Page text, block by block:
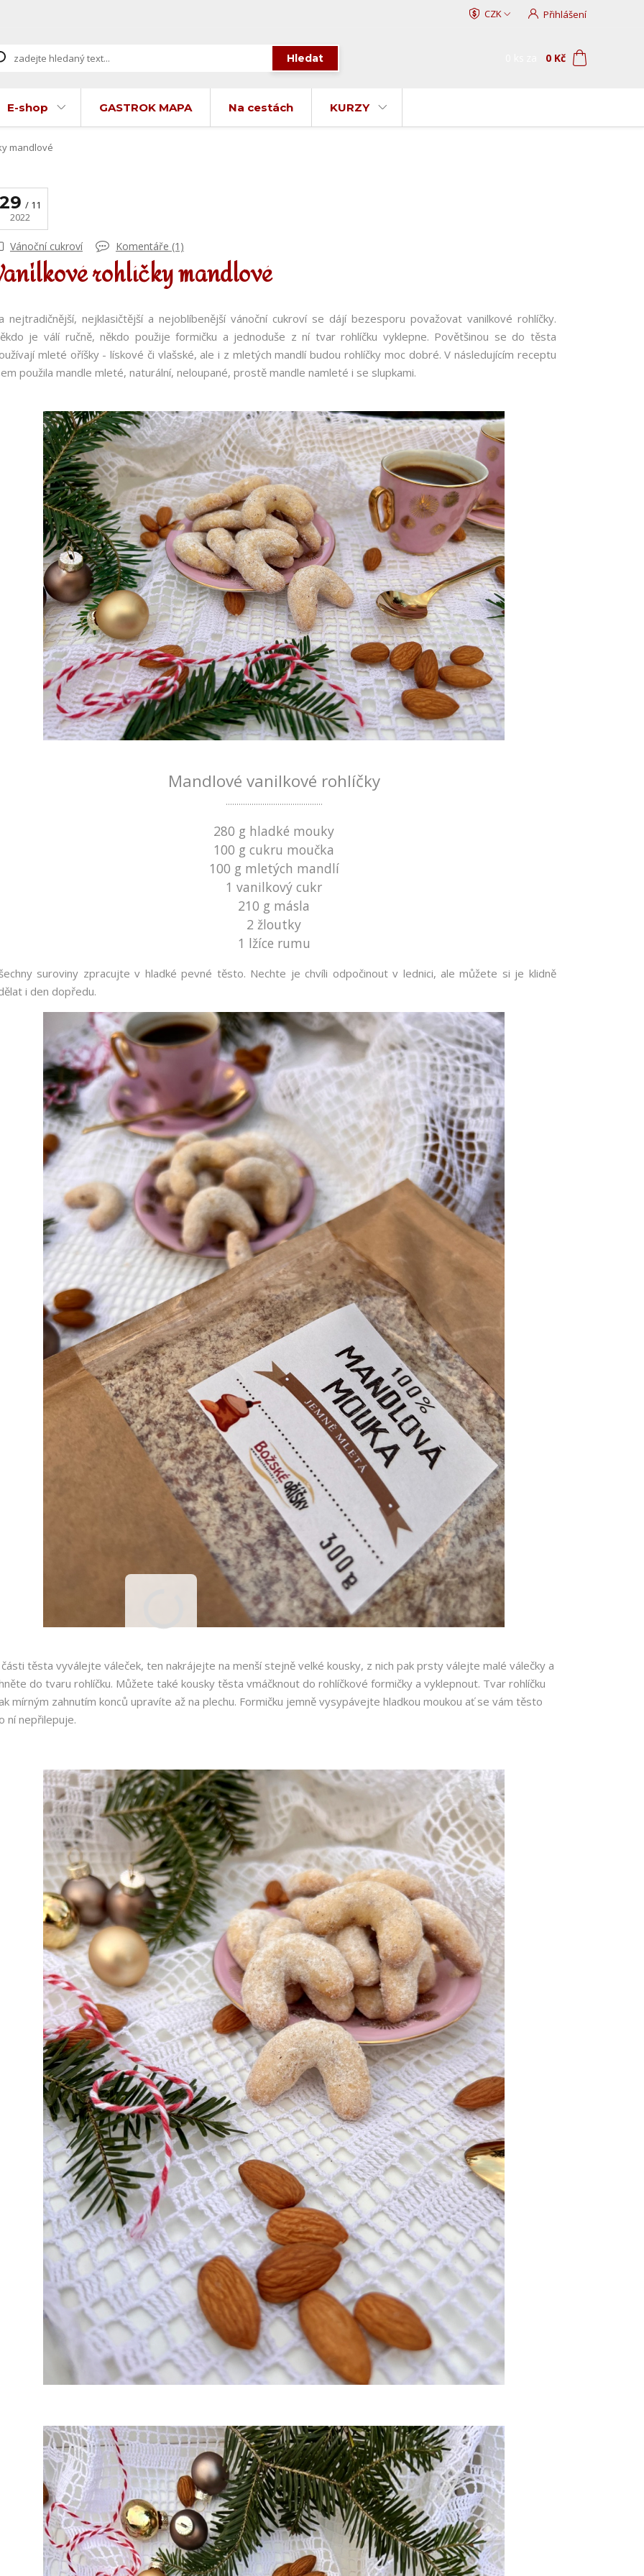
CZK Přihlášení
Hledat 0 Kč
E-shop GASTROK MAPA Na cestách KURZY
mandlové
29
11
2022
Vánoční cukroví Komentáře (1)
rohlíčky mandlové
nejtradičnější, nejklasičtější a nejoblíbenější vánoční cukroví se dájí bezesporu považovat vanilkové rohlíčky.
je válí ručně, někdo použije formičku a jednoduše z ní tvar rohlíčku vyklepne. Povětšinou se do těsta
mleté oříšky - lískové či vlašské, ale i z mletých mandlí budou rohlíčky moc dobré. V následujícím receptu
použila mandle mleté, naturální, neloupané, prostě mandle namleté i se slupkami.
Mandlové vanilkové rohlíčky
.............................................
280 g hladké mouky
100 g cukru moučka
100 g mletých mandlí
1 vanilkový cukr
210 g másla
2 žloutky
1 lžíce rumu
suroviny zpracujte v hladké pevné těsto. Nechte je chvíli odpočinout v lednici, ale můžete si je klidně
i den dopředu.
části těsta vyválejte váleček, ten nakrájejte na menší stejně velké kousky, z nich pak prsty válejte malé válečky a
do tvaru rohlíčku. Můžete také kousky těsta vmáčknout do rohlíčkové formičky a vyklepnout. Tvar rohlíčku
mírným zahnutím konců upravíte až na plechu. Formičku jemně vysypávejte hladkou moukou ať se vám těsto
ní nepřilepuje.